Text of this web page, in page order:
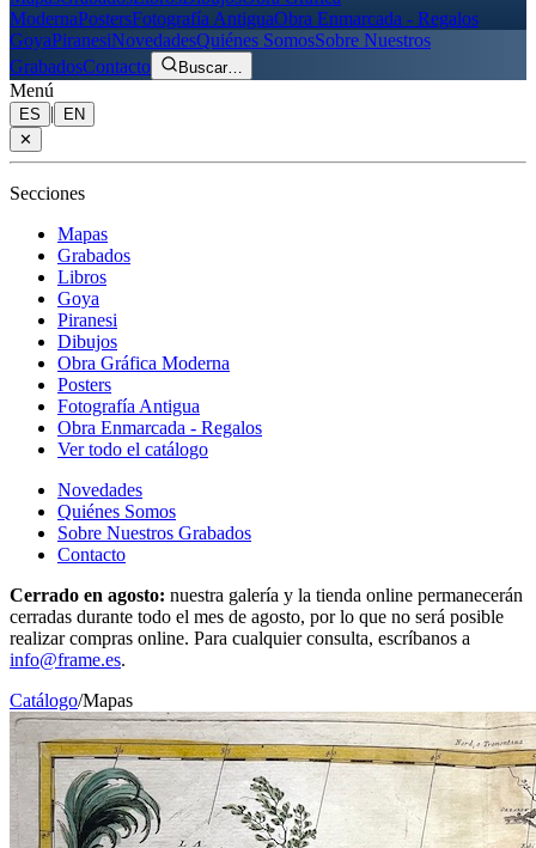
ModernaPostersFotografía AntiguaObra Enmarcada - Regalos
GoyaPiranesiNovedadesQuiénes SomosSobre Nuestros
GrabadosContacto Buscar…
Menú
ES |
EN
✕
Secciones
Mapas
Grabados
Libros
Goya
Piranesi
Dibujos
Obra Gráfica Moderna
Posters
Fotografía Antigua
Obra Enmarcada - Regalos
Ver todo el catálogo
Novedades
Quiénes Somos
Sobre Nuestros Grabados
Contacto
Cerrado en agosto: nuestra galería y la tienda online permanecerán
cerradas durante todo el mes de agosto, por lo que no será posible
realizar compras online. Para cualquier consulta, escríbanos a
info@frame.es.
Catálogo/Mapas